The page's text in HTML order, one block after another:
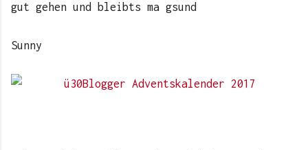
gut gehen und bleibts ma gsund
Sunny